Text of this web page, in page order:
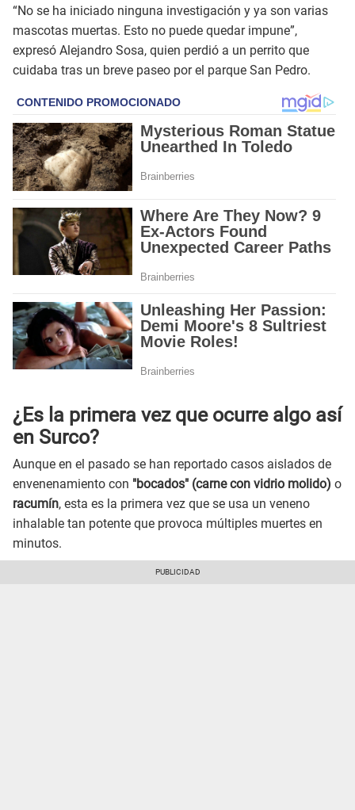
“No se ha iniciado ninguna investigación y ya son varias
mascotas muertas. Esto no puede quedar impune”,
expresó Alejandro Sosa, quien perdió a un perrito que
cuidaba tras un breve paseo por el parque San Pedro.
¿Es la primera vez que ocurre algo así
en Surco?
Aunque en el pasado se han reportado casos aislados de
envenenamiento con "bocados" (carne con vidrio molido) o
racumín, esta es la primera vez que se usa un veneno
inhalable tan potente que provoca múltiples muertes en
minutos.